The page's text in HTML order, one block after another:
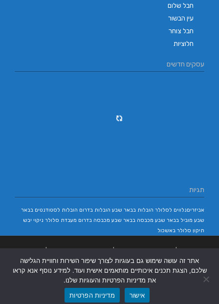
חבל שלום
עין הבשור
חבל צוחר
חלוציות
עסקים חדשים
תגיות
אביזריםנלווים לסלולר הובלות בבאר שבע הובלות בדרום הובלות לסטודנטים בבאר
שבע מוביל בבאר שבע מכבסה בבאר שבע מכבסה בדרום מעבדת סלולר ניקוי יבש
תיקון סלולר באשכול
בבאר שבע |
אתר זה עושה שימוש גם בעוגיות לצורך שיפור השירות וחוויית הגלישה
שלכם, הצגת תכנים איכותיים מותאמים אישית ועוד. למידע נוסף אנא קראו
את מדיניות הפרטיות והעוגיות שלנו.
אישור
מדיניות הפרטיות